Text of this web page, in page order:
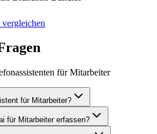
fürMitarbeiter
für Mitarbeiter?
für Mitarbeiter erfassen?